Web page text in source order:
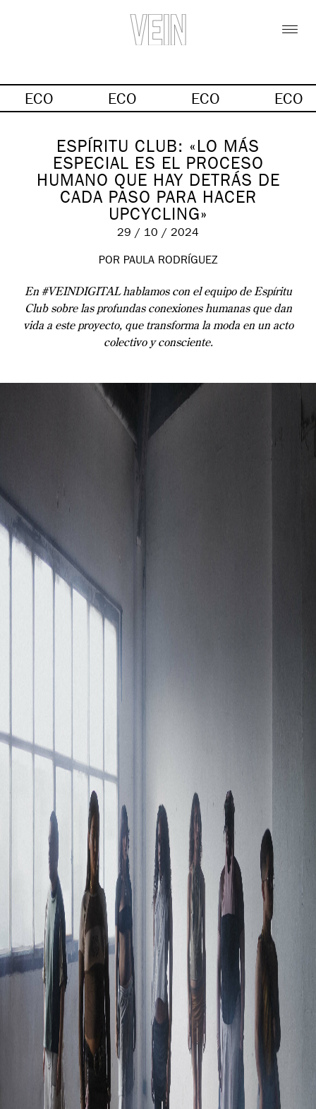
ECO ECO ECO ECO
ESPÍRITU CLUB: «LO MÁS
ESPECIAL ES EL PROCESO
HUMANO QUE HAY DETRÁS DE
CADA PASO PARA HACER
UPCYCLING»
29 / 10 / 2024
POR PAULA RODRÍGUEZ
En #VEINDIGITAL hablamos con el equipo de Espíritu
Club sobre las profundas conexiones humanas que dan
vida a este proyecto, que transforma la moda en un acto
colectivo y consciente.